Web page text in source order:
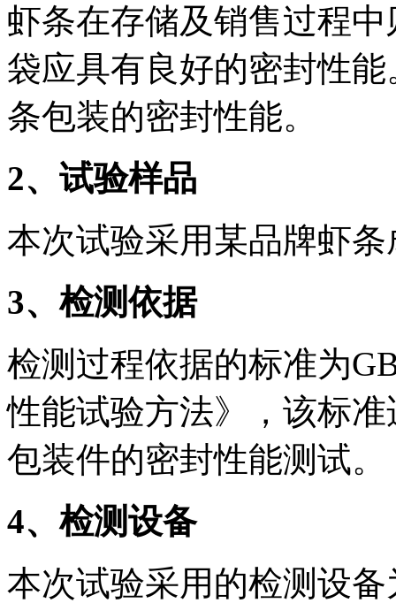
虾条在存储及销售过程
袋应具有良好的密封性
条包装的密封性能。
2、试验样品
本次试验采用某品牌虾
3、检测依据
检测过程依据的标准为
性能试验方法》，该标
包装件的密封性能测试。
4、检测设备
本次试验采用的检测设